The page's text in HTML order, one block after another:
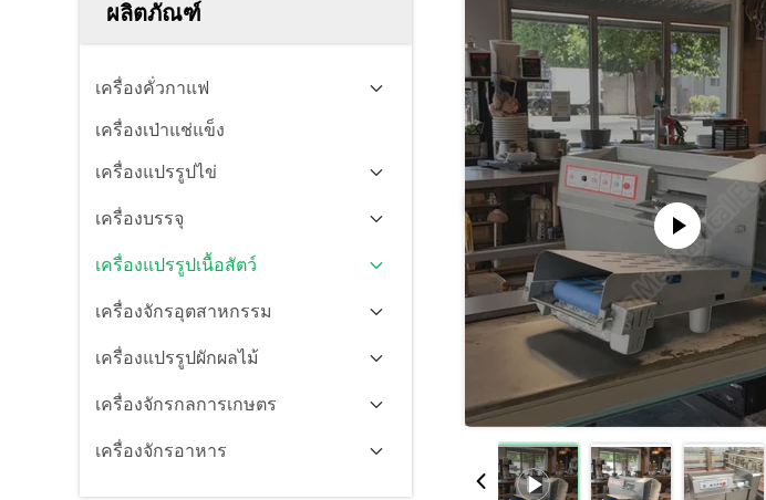
ผลิตภัณฑ์
เครื่องคั่วกาแฟ
เครื่องเป่าแช่แข็ง
เครื่องแปรรูปไข่
เครื่องบรรจุ
เครื่องแปรรูปเนื้อสัตว์
เครื่องจักรอุตสาหกรรม
เครื่องแปรรูปผักผลไม้
เครื่องจักรกลการเกษตร
เครื่องจักรอาหาร